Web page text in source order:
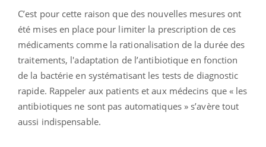
C’est pour cette raison que des nouvelles mesures ont
été mises en place pour limiter la prescription de ces
médicaments comme la rationalisation de la durée des
traitements, l'adaptation de l’antibiotique en fonction
de la bactérie en systématisant les tests de diagnostic
rapide. Rappeler aux patients et aux médecins que « les
antibiotiques ne sont pas automatiques » s’avère tout
aussi indispensable.